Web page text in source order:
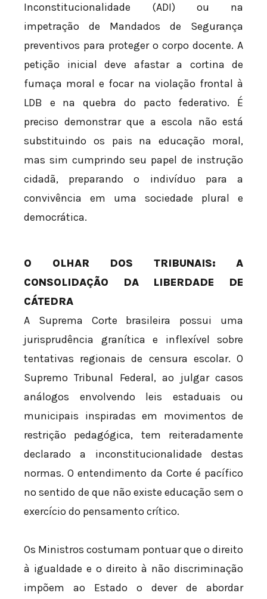
Inconstitucionalidade (ADI) ou na
impetração de Mandados de Segurança
preventivos para proteger o corpo docente. A
petição inicial deve afastar a cortina de
fumaça moral e focar na violação frontal à
LDB e na quebra do pacto federativo. É
preciso demonstrar que a escola não está
substituindo os pais na educação moral,
mas sim cumprindo seu papel de instrução
cidadã, preparando o indivíduo para a
convivência em uma sociedade plural e
democrática.
O OLHAR DOS TRIBUNAIS: A
CONSOLIDAÇÃO DA LIBERDADE DE
CÁTEDRA
A Suprema Corte brasileira possui uma
jurisprudência granítica e inflexível sobre
tentativas regionais de censura escolar. O
Supremo Tribunal Federal, ao julgar casos
análogos envolvendo leis estaduais ou
municipais inspiradas em movimentos de
restrição pedagógica, tem reiteradamente
declarado a inconstitucionalidade destas
normas. O entendimento da Corte é pacífico
no sentido de que não existe educação sem o
exercício do pensamento crítico.
Os Ministros costumam pontuar que o direito
à igualdade e o direito à não discriminação
impõem ao Estado o dever de abordar